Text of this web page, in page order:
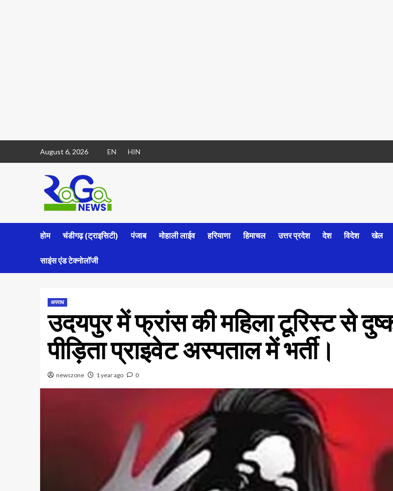
August 6, 2026 EN HIN
होम चंडीगढ़ (ट्राइसिटी) पंजाब मोहाली लाईव हरियाणा हिमाचल उत्तर प्रदेश देश विदेश खेल
साइंस एंड टेक्नोलॉजी
अपराध
उदयपुर में फ्रांस की महिला टूरिस्ट से
पीड़िता प्राइवेट अस्पताल में भर्ती।
newszone 1 year ago 0